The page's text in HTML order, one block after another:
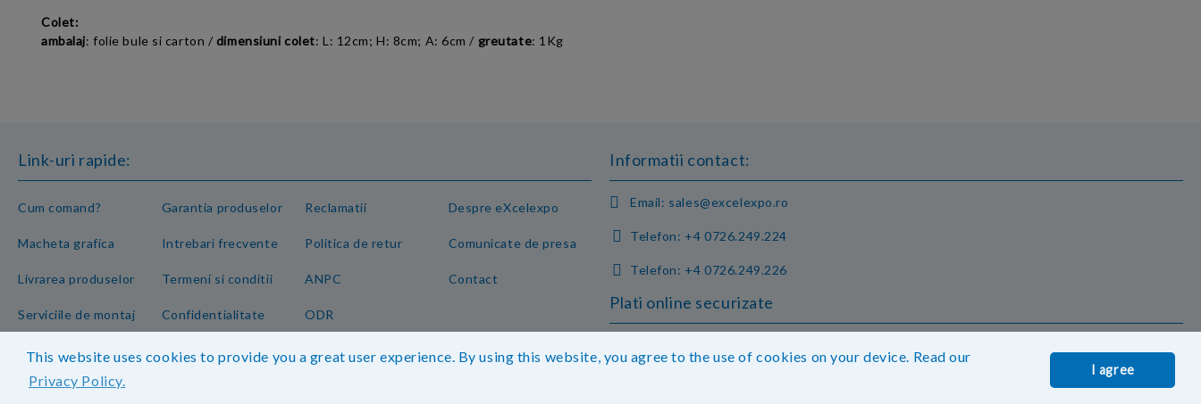
This website uses cookies to provide you a great user experience. By using this website, you agree to the use of cookies on your device. Read our
Privacy Policy.
I agree
Colet:
ambalaj: folie bule si carton / dimensiuni colet:L: 12cm; H: 8cm; A: 6cm / greutate: 1Kg
Link-uri rapide:
Cum comand?
Macheta grafica
Livrarea produselor
Serviciile de montaj
Garantia produselor
Intrebari frecvente
Termeni si conditii
Confidentialitate
Reclamatii
Politica de retur
ANPC
ODR
Despre eXcelexpo
Comunicate de presa
Contact
Informatii contact:
Email: sales@excelexpo.ro
Telefon: +4 0726.249.224
Telefon: +4 0726.249.226
Plati online securizate